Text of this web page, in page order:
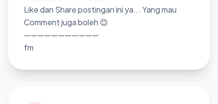
Like dan Share postingan ini ya... Yang mau
Comment juga boleh 😊
———————————
fm